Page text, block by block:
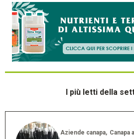
I più letti della
Aziende canapa Canapa